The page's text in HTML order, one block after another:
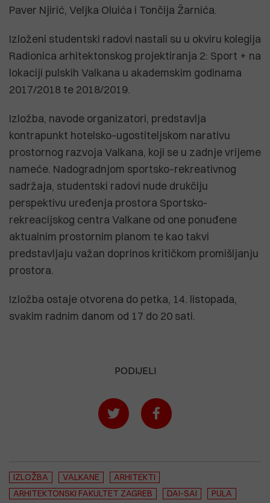
Paver Njirić, Veljka Oluića i Tončija Žarnića.
Izloženi studentski radovi nastali su u okviru kolegija
Radionica arhitektonskog projektiranja 2: Sport + na
lokaciji pulskih Valkana u akademskim godinama
2017/2018 te 2018/2019.
Izložba, navode organizatori, predstavlja
kontrapunkt hotelsko–ugostiteljskom narativu
prostornog razvoja Valkana, koji se u zadnje vrijeme
nameće. Nadogradnjom sportsko–rekreativnog
sadržaja, studentski radovi nude drukčiju
perspektivu uređenja prostora Sportsko-
rekreacijskog centra Valkane od one ponuđene
aktualnim prostornim planom te kao takvi
predstavljaju važan doprinos kritičkom promišljanju
prostora.
Izložba ostaje otvorena do petka, 14. listopada,
svakim radnim danom od 17 do 20 sati.
PODIJELI
IZLOŽBA VALKANE
ARHITEKTI
ARHITEKTONSKI FAKULTET ZAGREB
DAI-SAI PULA